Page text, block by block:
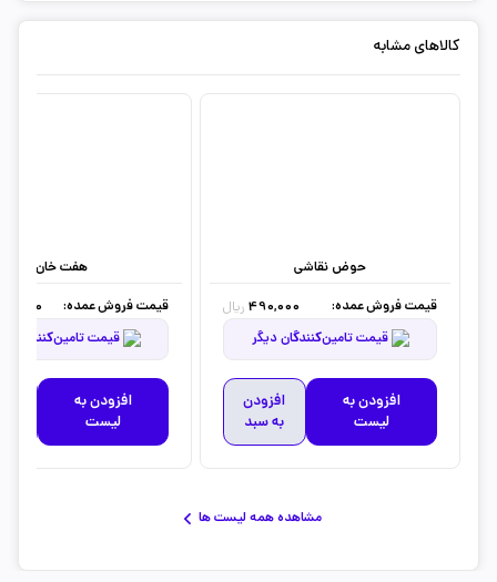
کالاهای مشابه
حوض نقاشی
قیمت فروش عمده:
490,000 ریال
قیمت تامین‌کنندگان دیگر
افزودن به
لیست
افزودن
به سبد
هفت خان
قیمت فروش عمده:
قیمت تامین‌کنندگان دیگر
افزودن به
لیست
مشاهده همه لیست ها